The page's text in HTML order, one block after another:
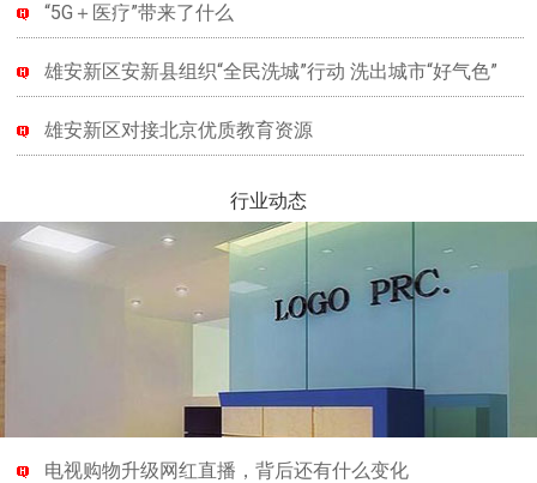
“5G＋医疗”带来了什么
雄安新区安新县组织“全民洗城”行动 洗出城市“好气色”
雄安新区对接北京优质教育资源
行业动态
电视购物升级网红直播，背后还有什么变化